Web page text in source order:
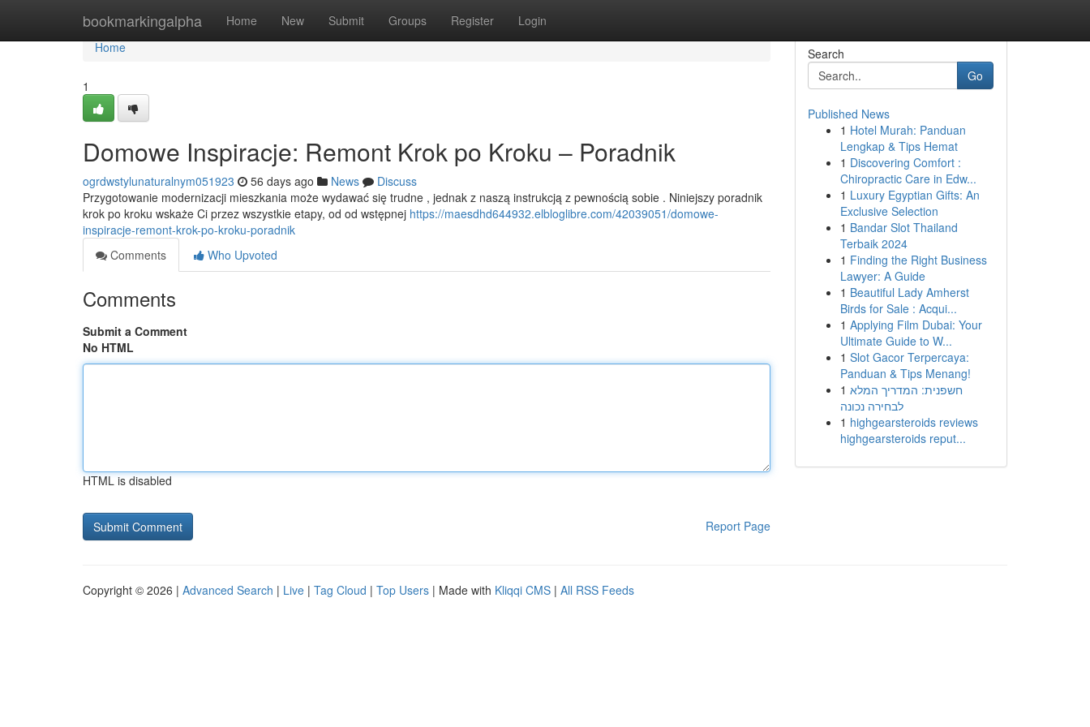
bookmarkingalpha Home New Submit Groups Register Login
Home
Home
1
Domowe Inspiracje: Remont Krok po Kroku – Poradnik
ogrdwstylunaturalnym051923 56 days ago News
Discuss
Przygotowanie modernizacji mieszkania może wydawać się trudne , jednak z naszą instrukcją z pewnością sobie . Niniejszy poradnik
krok po kroku wskaże Ci przez wszystkie etapy, od od wstępnej https://maesdhd644932.elbloglibre.com/42039051/domowe-
inspiracje-remont-krok-po-kroku-poradnik
Comments
Who Upvoted
Comments
Submit a Comment
No HTML
HTML is disabled
Report Page
Search
Go
Published News
1 Hotel Murah: Panduan
Lengkap & Tips Hemat
1 Discovering Comfort :
Chiropractic Care in Edw...
1 Luxury Egyptian Gifts: An
Exclusive Selection
1 Bandar Slot Thailand
Terbaik 2024
1 Finding the Right Business
Lawyer: A Guide
1 Beautiful Lady Amherst
Birds for Sale : Acqui...
1 Applying Film Dubai: Your
Ultimate Guide to W...
1 Slot Gacor Terpercaya:
Panduan & Tips Menang!
1 חשפנית: המדריך המלא
לבחירה נכונה
1 highgearsteroids reviews
highgearsteroids reput...
Copyright © 2026 | Advanced Search | Live | Tag Cloud | Top Users | Made with Kliqqi CMS | All RSS Feeds